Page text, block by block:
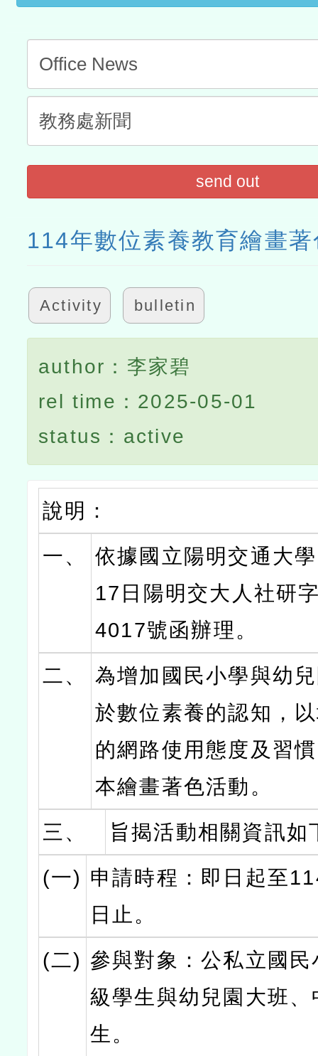
send out
114年數位素養教育繪畫
Activity bulletin
author：李家碧
rel time：2025-05-01
status：active
說明：
一、
依據國立陽明交通大
17日陽明交大人社研
4017號函辦理。
二、
為增加國民小學與幼
於數位素養的認知，
的網路使用態度及習
本繪畫著色活動。
三、
旨揭活動相關資訊如
(一) 申請時程：即日起至
日止。
(二) 參與對象：公私立國
級學生與幼兒園大班、
生。